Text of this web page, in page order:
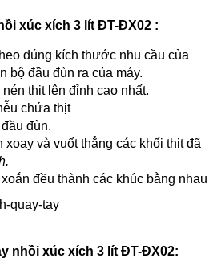
xúc xích 3 lít ĐT-ĐX02 :
đúng kích thước nhu cầu của
bộ đầu đùn ra của máy.
thịt lên đỉnh cao nhất.
chứa thịt
đùn.
xoay và vuốt thẳng các khối thịt đã
đều thành các khúc bằng nhau
nhồi xúc xích 3 lít ĐT-ĐX02: